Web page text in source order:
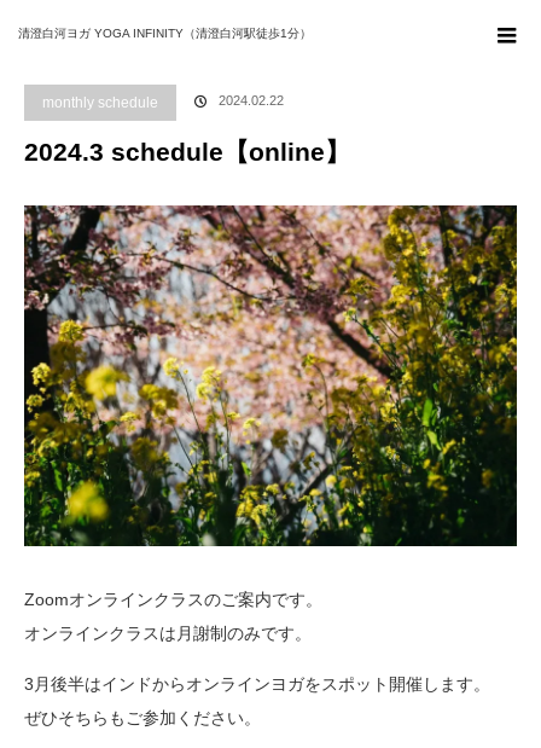
清澄白河ヨガ YOGA INFINITY（清澄白河駅徒歩1分）
ブログ
monthly schedule 2024.3 schedule【online】
monthly schedule 2024.02.22
2024.3 schedule【online】
Zoomオンラインクラスのご案内です。
オンラインクラスは月謝制のみです。
3月後半はインドからオンラインヨガをスポット開催します。
ぜひそちらもご参加ください。